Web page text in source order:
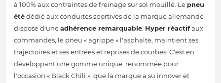
à 100% aux contraintes de freinage sur sol mouillé. Le pneu
étédédié aux conduites sportives de la marque allemande
dispose d'uneadhérence remarquable. Hyper réactifaux
commandes, le pneu « agrippe » l'asphalte, maintient ses
trajectoires et ses entrées et reprises de courbes. C'est en
développant une gomme unique, renommée pour
l'occasion « Black Chili », que la marque a su innover et